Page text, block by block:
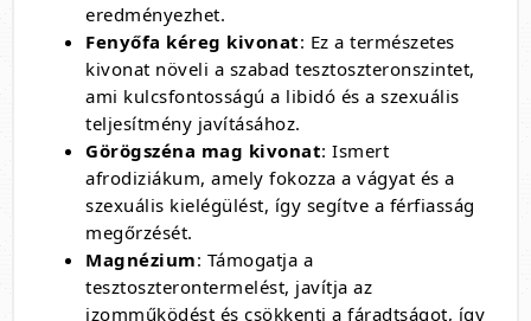
eredményezhet.
Fenyőfa kéreg kivonat: Ez a természetes
kivonat növeli a szabad tesztoszteronszintet,
ami kulcsfontosságú a libidó és a szexuális
teljesítmény javításához.
Görögszéna mag kivonat: Ismert
afrodiziákum, amely fokozza a vágyat és a
szexuális kielégülést, így segítve a férfiasság
megőrzését.
Magnézium: Támogatja a
tesztoszterontermelést, javítja az
izomműködést és csökkenti a fáradtságot, így